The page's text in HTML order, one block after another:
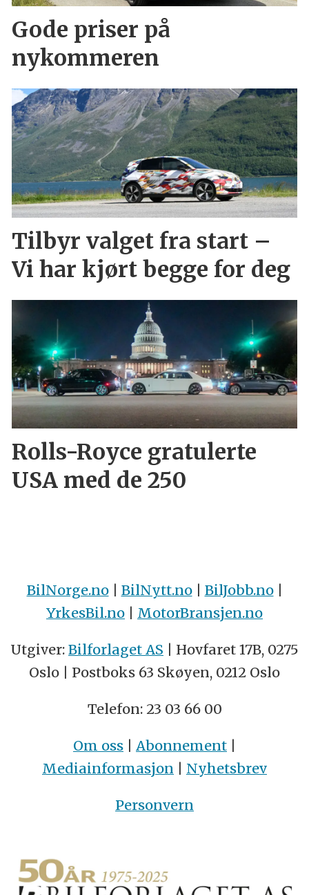
Gode priser på
nykommeren
Tilbyr valget fra start –
Vi har kjørt begge for deg
Rolls-Royce gratulerte
USA med de 250
BilNorge.no| BilNytt.no| BilJobb.no|
YrkesBil.no | MotorBransjen.no
Utgiver: Bilforlaget AS | Hovfaret 17B, 0275
Oslo | Postboks 63 Skøyen, 0212 Oslo
Telefon: 23 03 66 00
Om oss | Abonnement |
Mediainformasjon | Nyhetsbrev
Personvern